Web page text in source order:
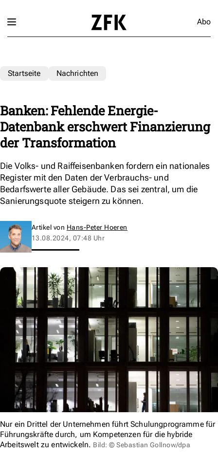
Abo
Startseite Nachrichten
Banken: Fehlende Energie-
Datenbank erschwert Finanzierung
der Transformation
Die Volks- und Raiffeisenbanken fordern ein nationales
Register mit den Daten der Verbrauchs- und
Bedarfswerte aller Gebäude. Das sei zentral, um die
Sanierungsquote steigern zu können.
Artikel von Hans-Peter Hoeren
13.08.2024, 07:48 Uhr
Nur ein Drittel der Unternehmen führt Schulungprogramme für
Führungskräfte durch, um Kompetenzen für die hybride
Arbeitswelt zu entwickeln. Bild: © Sebastian Gollnow/dpa